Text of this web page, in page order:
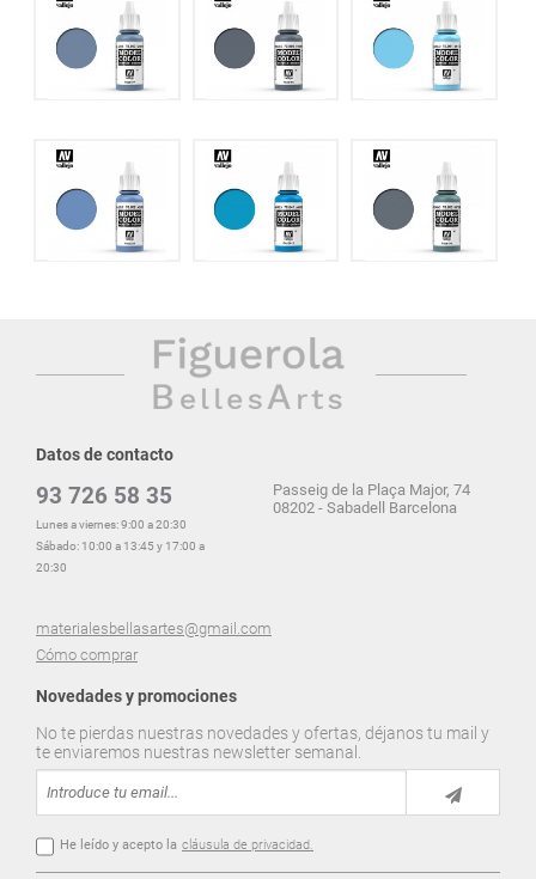
Datos de contacto
93 726 58 35
Lunes a viernes: 9:00 a 20:30
Sábado: 10:00 a 13:45 y 17:00 a
20:30
materialesbellasartes@gmail.com
Cómo comprar
Passeig de la Plaça Major, 74
08202 - Sabadell Barcelona
Novedades y promociones
No te pierdas nuestras novedades y ofertas, déjanos tu mail y
te enviaremos nuestras newsletter semanal.
He leído y acepto la cláusula de privacidad.